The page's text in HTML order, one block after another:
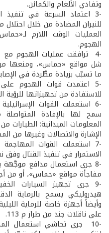
وتفادي الألغام والكمائن.
-3 اعتماد السرعة في
للنيران المضادة من خلال
العمليات الوقت اللازم
الهجوم.
-4 ترافقت عمليات الهجوم
شل مواقع «حماس»، ومنعها
ما تسبّب بزيادة مطَّردة في
-5 اعتمدت قوات الهجوم
للاستفادة من تجهيزاتها
-6 استعملت القوات
سمح لها بالإفادة
المعلومات الميدانية: الطيارات
الإشارة والاتصالات وغيرها من
-7 استعملت القوات
الاستمرار في تنفيذ القتال
-8 جرى استعمال مدافع
مفاجأة مواقع «حماس»، أو من
-9 جرى تجهيز السيارات
على ناقلات جند من طراز م 113.
-10 جرى تحاشي استعمال